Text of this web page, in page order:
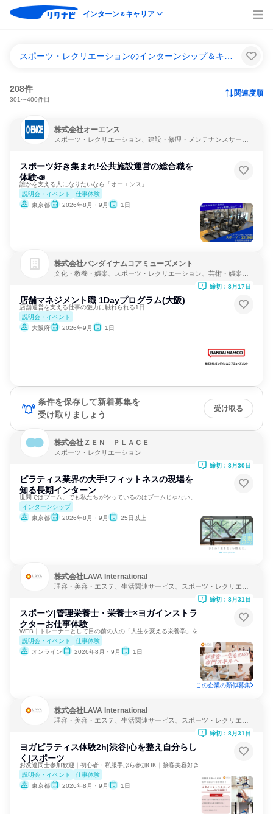
インターン＆キャリア
208件
301〜400件目
関連度順
株式会社オーエンス
スポーツ・レクリエーション、建設・修理・メンテナンスサービ
スポーツ好き集まれ!公共施設運営の総合職を
体験📣
誰かを支える人になりたいなら「オーエンス」
説明会・イベント
仕事体験
東京都
2026年8月・9月 1日
株式会社バンダイナムコアミューズメント
文化・教養・娯楽、スポーツ・レクリエーション、芸術・娯楽・
店舗マネジメント職 1Dayプログラム(大阪)
店舗運営を支える仕事の魅力に触れられる1日
説明会・イベント
大阪府
2026年9月 1日
締切：8月17日
条件を保存して新着募集を
受け取りましょう
受け取る
株式会社ＺＥＮ ＰＬＡＣＥ
スポーツ・レクリエーション
ピラティス業界の大手!フィットネスの現場を
知る長期インターン
世間ではブーム。でも私たちがやっているのはブームじゃない。
インターンシップ
東京都
2026年8月・9月 25日以上
締切：8月30日
株式会社LAVA International
理容・美容・エステ、生活関連サービス、スポーツ・レクリエー
スポーツ|管理栄養士・栄養士×ヨガインストラ
クターお仕事体験
WEB｜トレーナーとして目の前の人の「人生を変える栄養学」を
説明会・イベント
仕事体験
オンライン
2026年8月・9月 1日
締切：8月31日
この企業の類似募集
株式会社LAVA International
理容・美容・エステ、生活関連サービス、スポーツ・レクリエー
ヨガピラティス体験2h|渋谷|心を整え自分らし
く|スポーツ
お友達同士参加歓迎｜初心者・私服手ぶら参加OK｜接客美容好き
説明会・イベント
仕事体験
東京都
2026年8月・9月 1日
締切：8月31日